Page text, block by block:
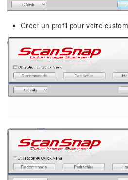
Créer un profil pour votre custom